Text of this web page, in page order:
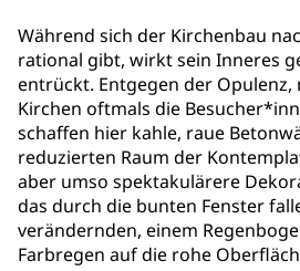
Während sich der Kirchenbau
rational gibt, wirkt sein Inneres
entrückt. Entgegen der
Kirchen oftmals die
schaffen hier kahle, raue
reduzierten Raum der
aber umso spektakulärere
das durch die bunten Fenster
verändernden, einem
Farbregen auf die rohe